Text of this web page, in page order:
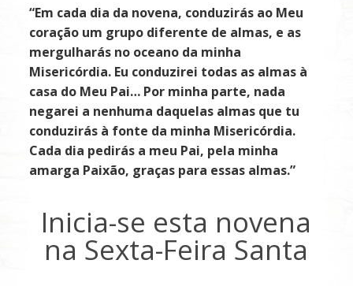
“Em cada dia da novena, conduzirás ao Meu
coração um grupo diferente de almas, e as
mergulharás no oceano da minha
Misericórdia. Eu conduzirei todas as almas à
casa do Meu Pai… Por minha parte, nada
negarei a nenhuma daquelas almas que tu
conduzirás à fonte da minha Misericórdia.
Cada dia pedirás a meu Pai, pela minha
amarga Paixão, graças para essas almas.”
Inicia-se esta novena
na Sexta-Feira Santa